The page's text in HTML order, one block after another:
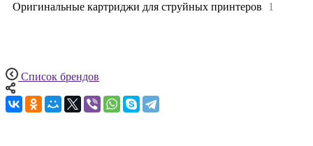
Оригинальные картриджи для струйных принтеров 1
Список брендов